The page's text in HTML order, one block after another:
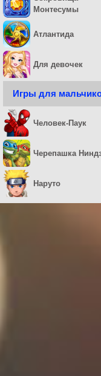
Монтесумы
Атлантида
Для девочек
Игры для
Человек-Паук
Черепашка
Наруто